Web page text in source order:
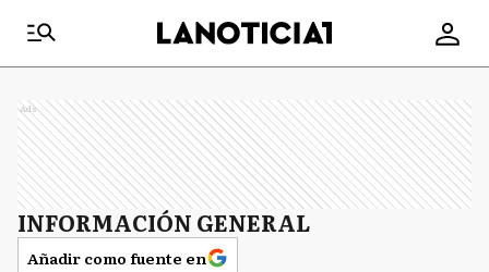
Ads
INFORMACIÓN GENERAL
Añadir como fuente en